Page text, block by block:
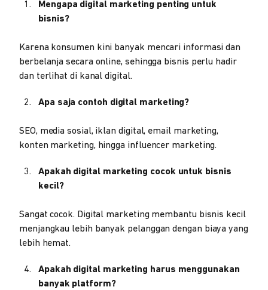
Mengapa digital marketing penting untuk
bisnis?
Karena konsumen kini banyak mencari informasi dan
berbelanja secara online, sehingga bisnis perlu hadir
dan terlihat di kanal digital.
Apa saja contoh digital marketing?
SEO, media sosial, iklan digital, email marketing,
konten marketing, hingga influencer marketing.
Apakah digital marketing cocok untuk bisnis
kecil?
Sangat cocok. Digital marketing membantu bisnis kecil
menjangkau lebih banyak pelanggan dengan biaya yang
lebih hemat.
Apakah digital marketing harus menggunakan
banyak platform?